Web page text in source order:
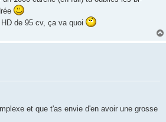
de 95 cv, ça va quoi
et que t'as envie d'en avoir une grosse